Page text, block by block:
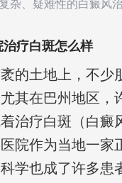
杂、疑难性的白癜风
用药的调理，并对白癜
方位帮助患者康复。
疗白斑怎么样
的土地上，不少
其在巴州地区，
治疗白斑（白癜
院作为当地一家
学也成了许多患